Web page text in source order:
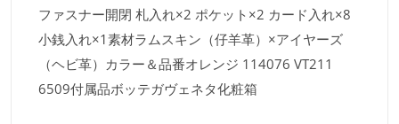
ファスナー開閉 札入れ×2 ポケット×2 カード入れ×8
小銭入れ×1素材ラムスキン（仔羊革）×アイヤーズ
（ヘビ革）カラー＆品番オレンジ 114076 VT211
6509付属品ボッテガヴェネタ化粧箱